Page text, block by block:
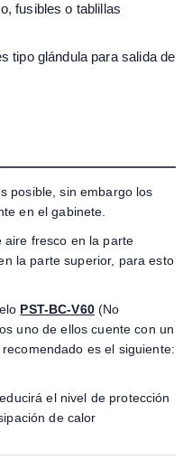
fusibles o tablillas
tipo glándula para salida de
posible, sin embargo los
en el gabinete.
aire fresco en la parte
la parte superior, para esto
PST-BC-V60(No
uno de ellos cuente con un
es el siguiente:
el nivel de protección
de calor